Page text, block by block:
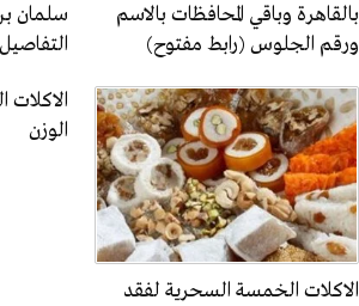
بالقاهرة وباقي المحافظات بالاسم
ورقم الجلوس (رابط مفتوح)
سلمان
الاكلات الخمسة السحرية لفقد
الوزن